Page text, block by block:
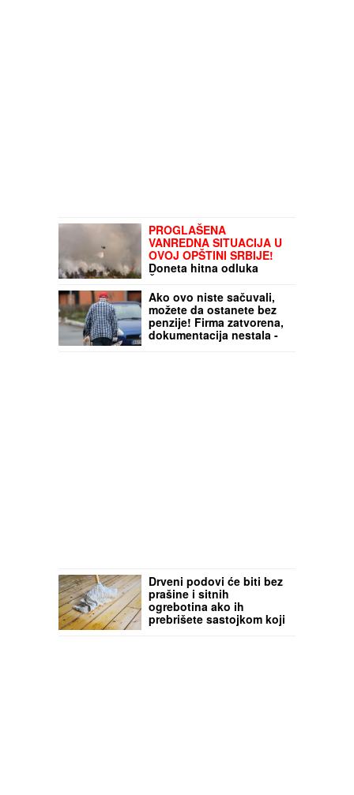
PROGLAŠENA
VANREDNA SITUACIJA U
OVOJ OPŠTINI SRBIJE!
Doneta hitna odluka
Štaba: MUP uputio sve
raspoložive kapacitete na
teren
Ako ovo niste sačuvali,
možete da ostanete bez
penzije! Firma zatvorena,
dokumentacija nestala -
Drveni podovi će biti bez
prašine i sitnih
ogrebotina ako ih
prebrišete sastojkom koji